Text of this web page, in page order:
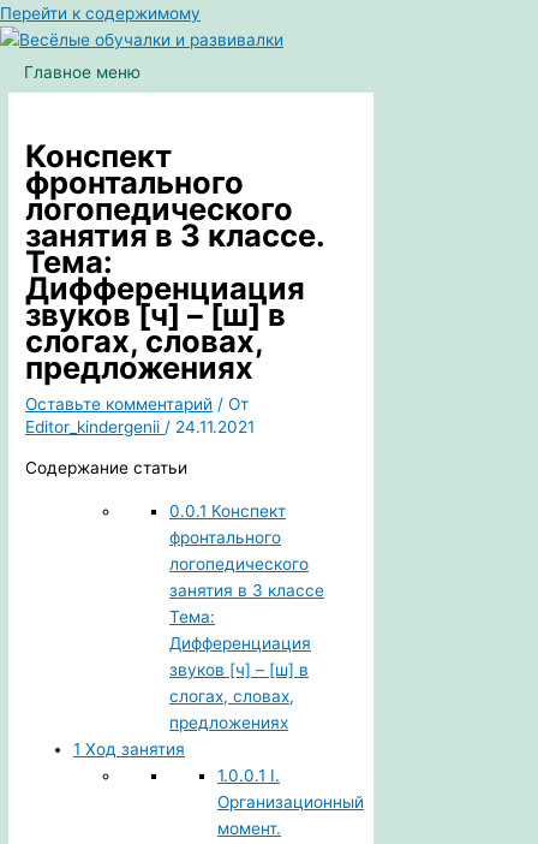
Перейти к содержимому
Главное меню
Конспект
фронтального
логопедического
занятия в 3 классе.
Тема:
Дифференциация
звуков [ч] – [ш] в
слогах, словах,
предложениях
Оставьте комментарий / От
Editor_kindergenii / 24.11.2021
Содержание статьи
0.0.1 Конспект
фронтального
логопедического
занятия в 3 классе
Тема:
Дифференциация
звуков [ч] – [ш] в
слогах, словах,
предложениях
1 Ход занятия
1.0.0.1 I.
Организационный
момент.